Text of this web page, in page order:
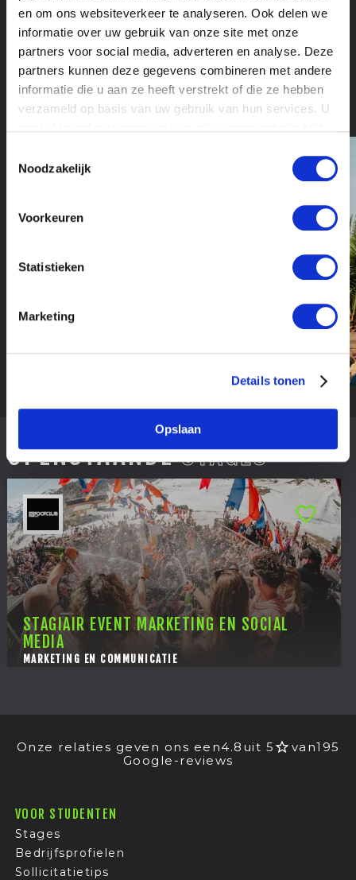
en om ons websiteverkeer te analyseren. Ook delen we
informatie over uw gebruik van onze site met onze
partners voor social media, adverteren en analyse. Deze
partners kunnen deze gegevens combineren met andere
informatie die u aan ze heeft verstrekt of die ze hebben
verzameld op basis van uw gebruik van hun services. U
Noodzakelijk
Voorkeuren
Statistieken
Marketing
Details tonen
Opslaan
content en marketing en wil je ervaring
opdoen binnen een dynamische
organisatie waar geen dag hetzelfde is?
Dan ben je bij Footclub Events aan het
juiste adres.
OPENSTAANDESTAGES
STAGIAIR EVENT MARKETING EN SOCIAL
MEDIA
MARKETING EN COMMUNICATIE
Onze relaties geven ons een4.8 uit 5 van195
Google-reviews
VOOR STUDENTEN
Stages
Bedrijfsprofielen
Sollicitatietips